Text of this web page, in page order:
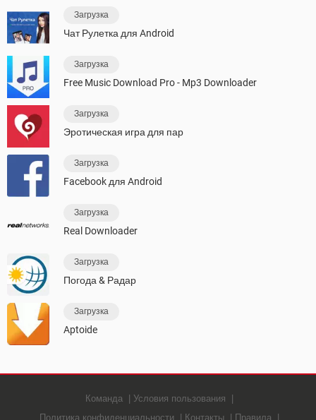
Загрузка
Чат Рулетка для Android
Загрузка
Free Music Download Pro - Mp3 Downloader
Загрузка
Эротическая игра для пар
Загрузка
Facebook для Android
Загрузка
Real Downloader
Загрузка
Погода & Радар
Загрузка
Aptoide
Команда
Условия пользования
Политика конфиденциальности
Контакты Правила